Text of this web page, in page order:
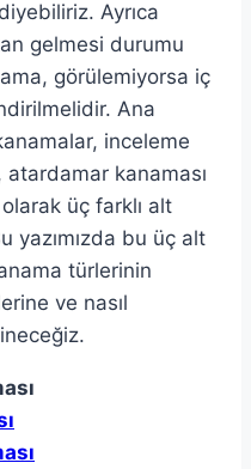
Ayrıca
gelmesi durumu
görülemiyorsa iç
Ana
inceleme
kanaması
üç farklı alt
yazımızda bu üç alt
türlerinin
ve nasıl